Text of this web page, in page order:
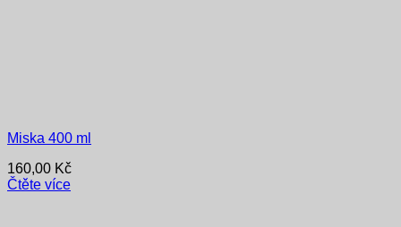
Miska 400 ml
160,00 Kč
Čtěte více